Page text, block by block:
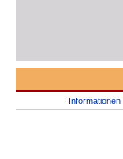
Informationen